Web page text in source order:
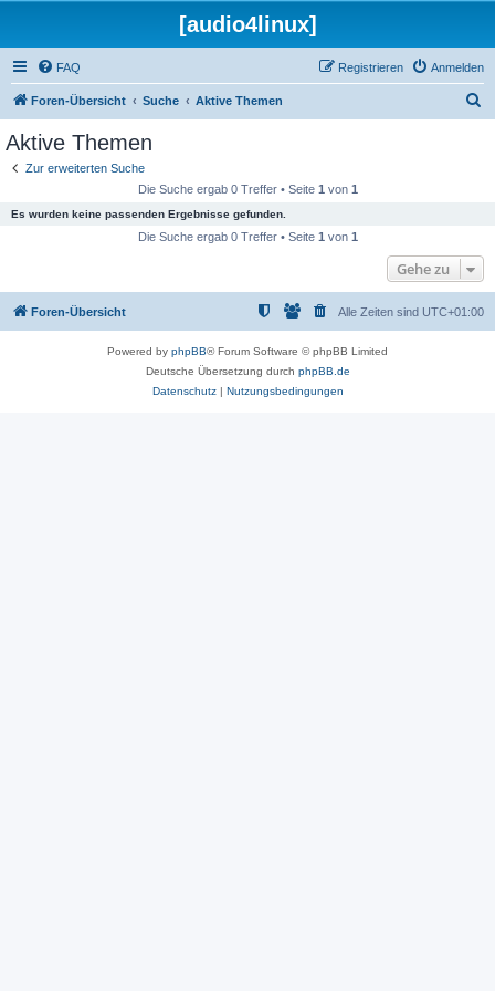
[audio4linux]
FAQ Anmelden
Registrieren
Foren-Übersicht Suche Aktive Themen
Aktive Themen
Zur erweiterten Suche
Die Suche ergab 0 Treffer • Seite 1 von 1
Es wurden keine passenden Ergebnisse gefunden.
Die Suche ergab 0 Treffer • Seite 1 von 1
Gehe zu
Foren-Übersicht Alle Zeiten sind UTC+01:00
Powered by phpBB® Forum Software © phpBB Limited
Deutsche Übersetzung durch phpBB.de
Datenschutz| Nutzungsbedingungen